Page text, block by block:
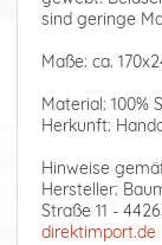
sind geringe
Maße: ca.
Material: 100%
Herkunft:
Hinweise
Hersteller:
Straße 11 -
direktimport.de